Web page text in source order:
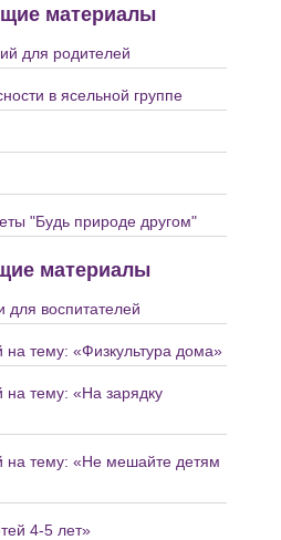
материалы
для родителей
в ясельной группе
"Будь природе другом"
материалы
для воспитателей
на тему: «Физкультура дома»
на тему: «На зарядку
на тему: «Не мешайте детям
4-5 лет»